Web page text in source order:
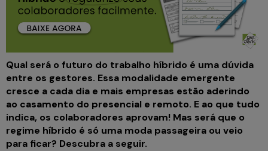
Qual será o futuro do trabalho híbrido é uma dúvida
entre os gestores. Essa modalidade emergente
cresce a cada dia e mais empresas estão aderindo
ao casamento do presencial e remoto. E ao que tudo
indica, os colaboradores aprovam! Mas será que o
regime híbrido é só uma moda passageira ou veio
para ficar? Descubra a seguir.